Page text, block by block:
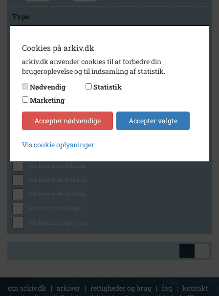
Type
Arkiv
Historisk Arkiv Dragør
Generelt
Vis kun med billeder
Vis kun med filmklip
Vis kun med lydklip
Vis kun med kilder
Vis kun med geo-tag
om arkiv.dk | arkiver | rettigheder og brug | faq | kontakt
Cookies på arkiv.dk
arkiv.dk anvender cookies til at forbedre din
brugeroplevelse og til indsamling af statistik.
Nødvendig
Statistik
Marketing
Accepter nødvendige Accepter valgte
Vis cookie oplysninger